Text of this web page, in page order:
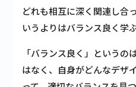
どれも相互に深く関連し合
いうよりはバランス良く学
「バランス良く」というの
はなく、自身がどんなデザ